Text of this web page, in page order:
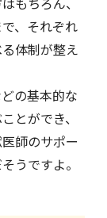
、それぞれ
体制が整え
の基本的な
とができ、
師のサポー
うですよ。